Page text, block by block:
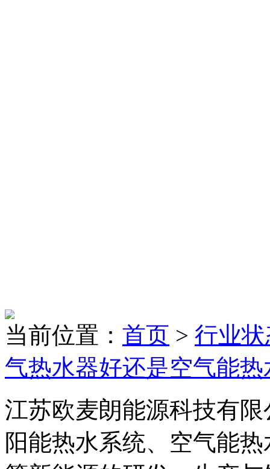
当前位置： 首页 > 行业
气热水器好还是空气能热
江苏欧麦朗能源科技有
阳能热水系统、空气能